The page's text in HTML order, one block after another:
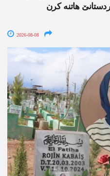
ھاتنە کرن
2026-08-08